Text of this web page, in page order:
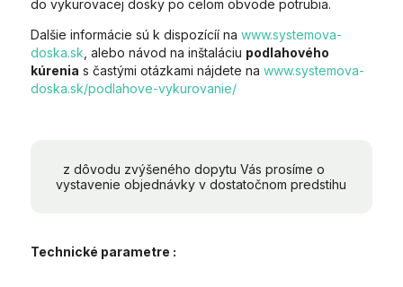
do vykurovacej dosky po celom obvode potrubia.
Dalšie informácie sú k dispozícíí na www.systemova-
doska.sk , alebo návod na inštaláciu podlahového
kúrenia s častými otázkami nájdete na www.systemova-
doska.sk/podlahove-vykurovanie/
z dôvodu zvýšeného dopytu Vás prosíme o
vystavenie objednávky v dostatočnom predstihu
Technické parametre :